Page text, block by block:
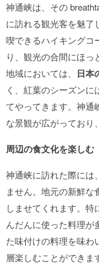
神通峡は、その
に訪れる観光客を魅了
喫できるハイキングコ
り、観光の合間にほ
地域においては、 日本
く、紅葉のシーズン
てやってきます。神通
な景観が広がっており
周辺の食文化を楽しむ
神通峡に訪れた際には
ません。地元の新鮮
しませてくれます。
んだんに使った料理が
た味付けの料理を味わ
層楽しむことができ